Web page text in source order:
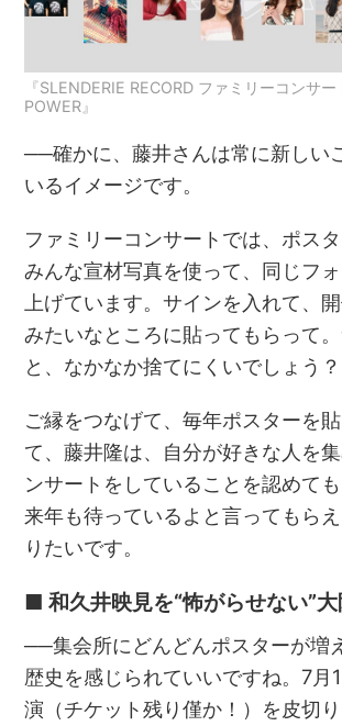
『SLENDERIE RECORD ファミリーコンサ
POWER』
──確かに、藤井さんは常に新しい
いるイメージです。
ファミリーコンサートでは、ポスタ
みんな宣材写真を使って、同じフ
上げています。サインを入れて、
みたいなところに貼ってもらって
と、なかなか捨てにくいでしょう？
ご縁をつなげて、毎年ポスターを
て、藤井隆は、自分が好きな人を
ンサートをしていることを認めて
来年も待っているよと言ってもら
りたいです。
■ 和久井映見を“怖がらせない”
──集会所にどんどんポスターが増
歴史を感じられていいですね。7月
演（チケット残り僅か！）を皮切